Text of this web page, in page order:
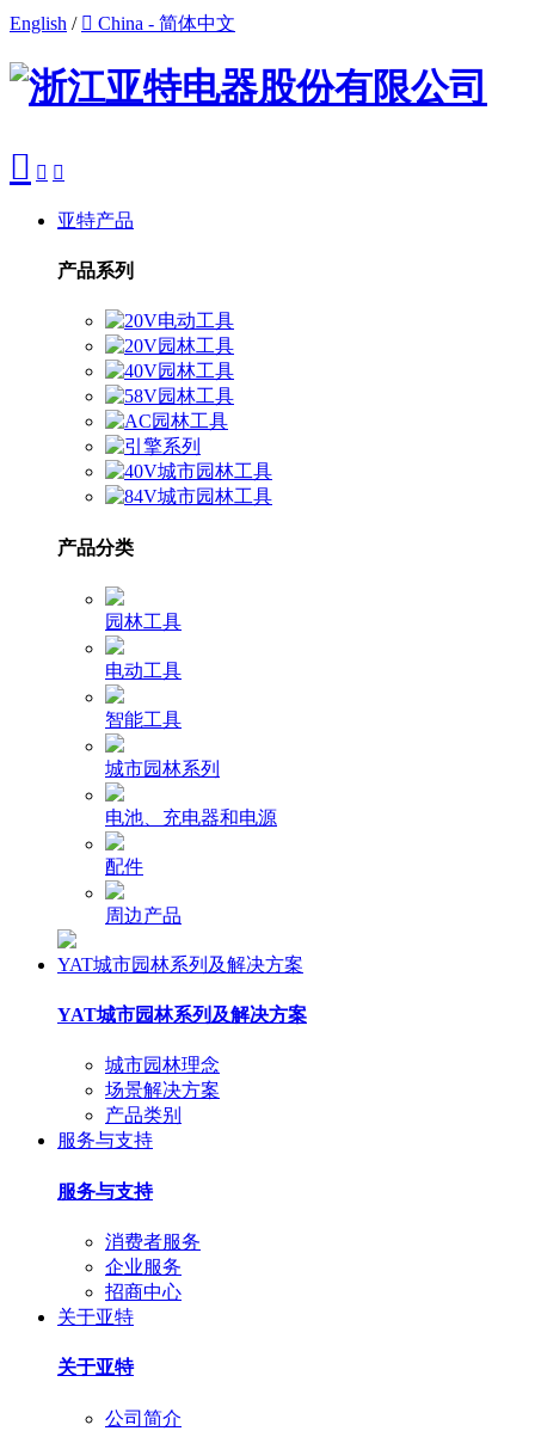
English /  China - 简体中文
  
亚特产品
产品系列
产品分类
园林工具
电动工具
智能工具
城市园林系列
电池、充电器和电源
配件
周边产品
YAT城市园林系列及解决方案
YAT城市园林系列及解决方案
城市园林理念
场景解决方案
产品类别
服务与支持
服务与支持
消费者服务
企业服务
招商中心
关于亚特
关于亚特
公司简介